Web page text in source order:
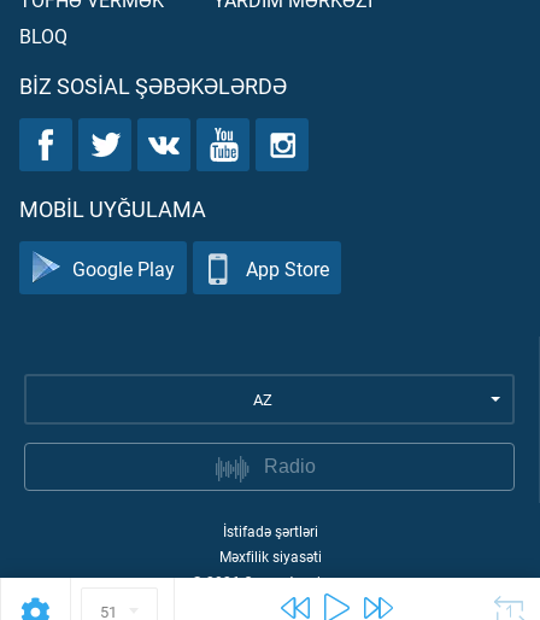
51
BLOQ
BIZ SOSIAL ŞƏBƏKƏLƏRDƏ
MOBIL UYĞULAMA
Google Play App Store
AZ
Radio
İstifadə şərtləri
Məxfilik siyasəti
©2026Quran Academy